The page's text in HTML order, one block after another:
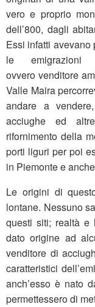
vero e proprio
dell’800, dagli
Essi infatti
le
ovvero venditore
Valle Maira
andare a
acciughe ed
rifornimento della
porti liguri per poi
in Piemonte e
Le origini di
lontane. Nessuno
questi siti; realtà e
dato origine ad
venditore di
caratteristici
anch’esso è nato
permettessero di